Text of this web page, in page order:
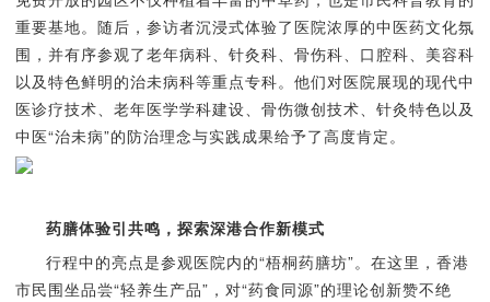
重要基地。随后，参访者沉浸式体验了医院浓厚的中医药文化氛
围，并有序参观了老年病科、针灸科、骨伤科、口腔科、美容科
以及特色鲜明的治未病科等重点专科。他们对医院展现的现代中
医诊疗技术、老年医学学科建设、骨伤微创技术、针灸特色以及
中医“治未病”的防治理念与实践成果给予了高度肯定。
药膳体验引共鸣，探索深港合作新模式
行程中的亮点是参观医院内的“梧桐药膳坊”。在这里，香港
市民围坐品尝“轻养生产品”，对“药食同源”的理论创新赞不绝